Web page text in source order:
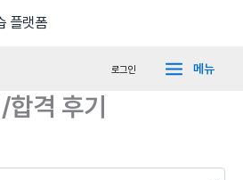
플랫폼
로그인
Menu
메뉴
격 후기